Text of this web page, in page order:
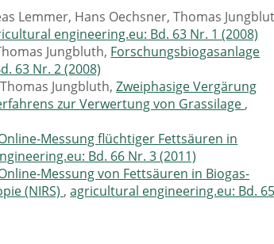
Lemmer, Hans Oechsner, Thomas
engineering.eu: Bd. 63 Nr. 1 (2008)
Jungbluth, Forschungsbiogasanlage
63 Nr. 2 (2008)
Jungbluth,Zweiphasige Vergärung
zur Verwertung von Grassilage ,
Messung flüchtiger Fettsäuren in
Bd. 66 Nr. 3 (2011)
Messung von Fettsäuren in Biogas-
(NIRS) ,agricultural engineering.eu: Bd.